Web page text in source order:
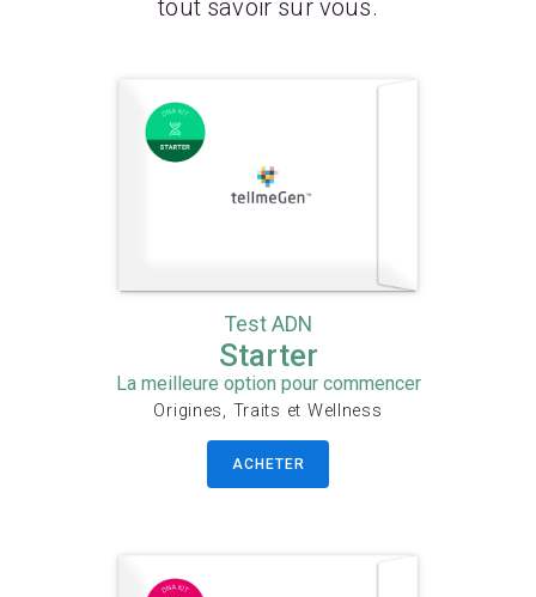
tout savoir sur vous.
Test ADN
Starter
La meilleure option pour commencer
Origines, Traits et Wellness
ACHETER